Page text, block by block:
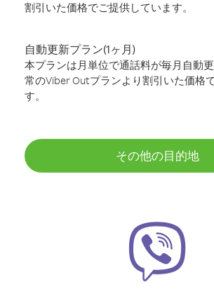
割引いた価格でご提供しています。
自動更新プラン(1ヶ月)
本プランは月単位で通話料が毎月自動
常のViber Outプランより割引いた価格
す。
その他の目的地